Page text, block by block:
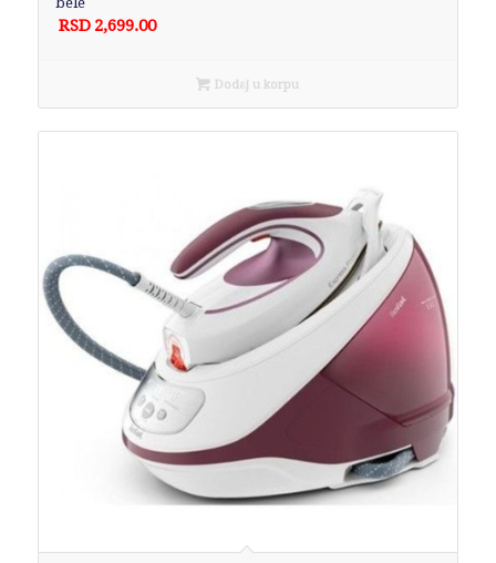
RSD 2,699.00
Dodaj u korpu